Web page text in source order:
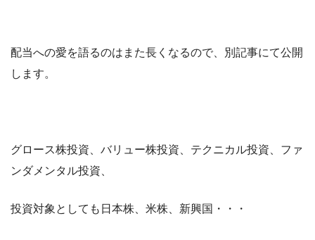
配当への愛を語るのはまた長くなるので、別記事にて公開
します。
グロース株投資、バリュー株投資、テクニカル投資、ファ
ンダメンタル投資、
投資対象としても日本株、米株、新興国・・・